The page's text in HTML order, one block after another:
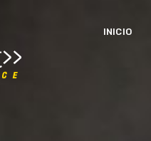
INICIO